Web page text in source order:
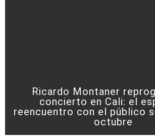
Ricardo Montaner
concierto en Cali: el
reencuentro con el público
octubre